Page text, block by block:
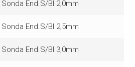
Sonda End.S/Bl 2,0mm
Sonda End.S/Bl 2,5mm
Sonda End.S/Bl 3,0mm